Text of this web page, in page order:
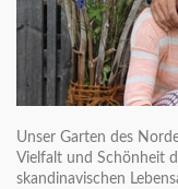
Unser Garten des
Vielfalt und Schönheit
skandinavischen